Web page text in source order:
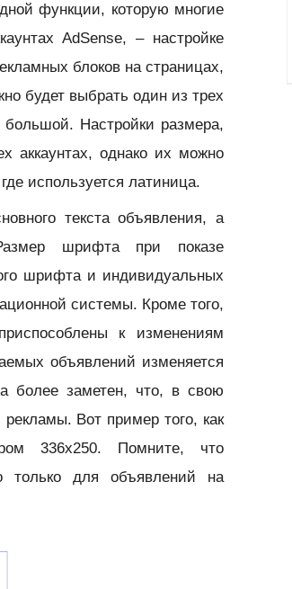
функции, которую многие
AdSense, – настройке
блоков на страницах,
будет выбрать один из трех
Настройки размера,
аккаунтах, однако их можно
используется латиница.
текста объявления, а
шрифта при показе
шрифта и индивидуальных
системы. Кроме того,
к изменениям
объявлений изменяется
более заметен, что, в свою
Вот пример того, как
336x250. Помните, что
только для объявлений на